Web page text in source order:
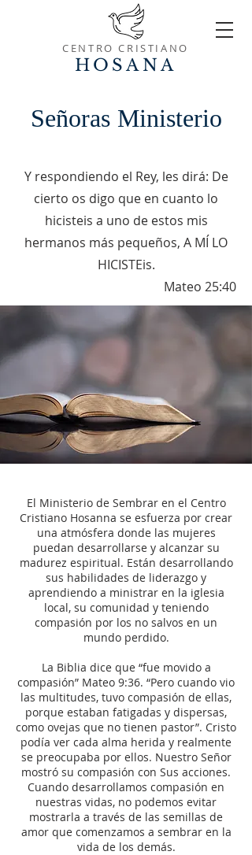
HOSANA
CENTRO CRISTIANO
Señoras Ministerio
Y respondiendo el Rey, les dirá: De
cierto os digo que en cuanto lo
hicisteis a uno de estos mis
hermanos más pequeños, A MÍ LO
HICISTEis.
Mateo 25:40
El Ministerio de Sembrar en el Centro
Cristiano Hosanna se esfuerza por crear
una atmósfera donde las mujeres
puedan desarrollarse y alcanzar su
madurez espiritual. Están desarrollando
sus habilidades de liderazgo y
aprendiendo a ministrar en la iglesia
local, su comunidad y teniendo
compasión por los no salvos en un
mundo perdido.
La Biblia dice que “fue movido a
compasión” Mateo 9:36. “Pero cuando vio
las multitudes, tuvo compasión de ellas,
porque estaban fatigadas y dispersas,
como ovejas que no tienen pastor”. Cristo
podía ver cada alma herida y realmente
se preocupaba por ellos. Nuestro Señor
mostró su compasión con Sus acciones.
Cuando desarrollamos compasión en
nuestras vidas, no podemos evitar
mostrarla a través de las semillas de
amor que comenzamos a sembrar en la
vida de los demás.